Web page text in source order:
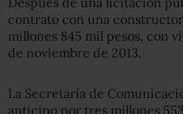
contrato con una
millones 845 mil pesos, con
de noviembre de 2013.
La Secretaría de
anticipo por tres millones